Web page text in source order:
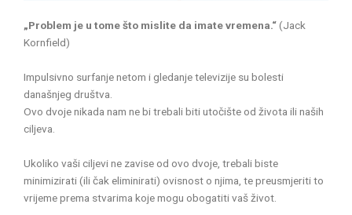
„Problem je u tome što mislite da imate vremena.“(Jack
Kornfield)
Impulsivno surfanje netom i gledanje televizije su bolesti
današnjeg društva.
Ovo dvoje nikada nam ne bi trebali biti utočište od života ili naših
ciljeva.
Ukoliko vaši ciljevi ne zavise od ovo dvoje, trebali biste
minimizirati (ili čak eliminirati) ovisnost o njima, te preusmjeriti to
vrijeme prema stvarima koje mogu obogatiti vaš život.